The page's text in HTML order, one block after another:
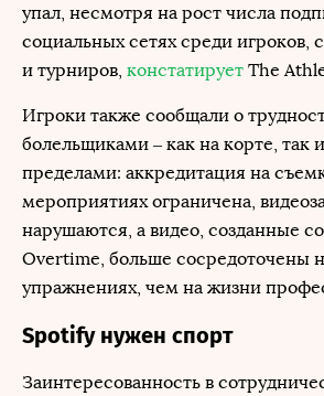
упал, несмотря на рост числа
социальных сетях среди игроков,
и турниров, констатирует The
Игроки также сообщали о
болельщиками – как на корте, так
пределами: аккредитация на
мероприятиях ограничена,
нарушаются, а видео, созданные
Overtime, больше сосредоточены
упражнениях, чем на жизни
Spotify нужен спорт
Заинтересованность в